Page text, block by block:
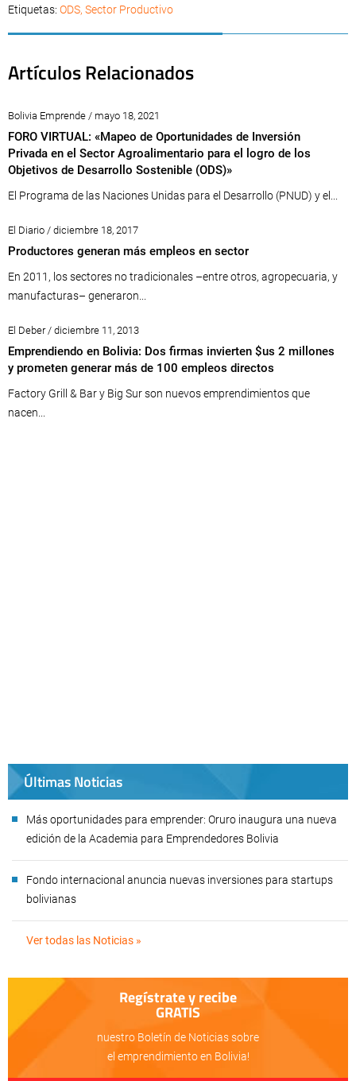
Etiquetas: ODS, Sector Productivo
Artículos Relacionados
Bolivia Emprende / mayo 18, 2021
FORO VIRTUAL: «Mapeo de Oportunidades de Inversión
Privada en el Sector Agroalimentario para el logro de los
Objetivos de Desarrollo Sostenible (ODS)»
El Programa de las Naciones Unidas para el Desarrollo (PNUD) y el...
El Diario / diciembre 18, 2017
Productores generan más empleos en sector
En 2011, los sectores no tradicionales –entre otros, agropecuaria, y
manufacturas– generaron...
El Deber / diciembre 11, 2013
Emprendiendo en Bolivia: Dos firmas invierten $us 2 millones
y prometen generar más de 100 empleos directos
Factory Grill & Bar y Big Sur son nuevos emprendimientos que
nacen...
Últimas Noticias
Más oportunidades para emprender: Oruro inaugura una nueva
edición de la Academia para Emprendedores Bolivia
Fondo internacional anuncia nuevas inversiones para startups
bolivianas
Ver todas las Noticias »
Regístrate y recibe
GRATIS
nuestro Boletín de Noticias sobre
el emprendimiento en Bolivia!